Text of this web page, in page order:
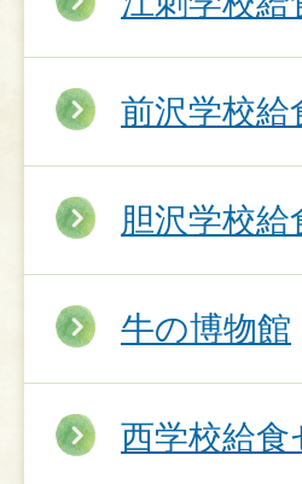
前沢学校給
胆沢学校
牛の博物館
西学校給食